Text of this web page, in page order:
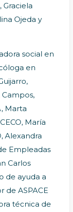
Graciela
Ojeda y
social en
en
Marta
María
Alexandra
Empleadas
Carlos
de ayuda a
de ASPACE
técnica de